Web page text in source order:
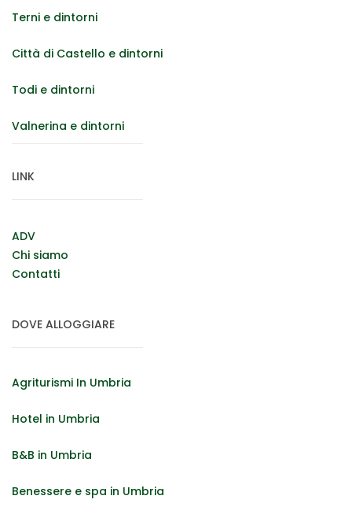
Terni e dintorni
Città di Castello e dintorni
Todi e dintorni
Valnerina e dintorni
LINK
ADV
Chi siamo
Contatti
DOVE ALLOGGIARE
Agriturismi In Umbria
Hotel in Umbria
B&B in Umbria
Benessere e spa in Umbria